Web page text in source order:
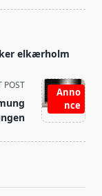
elkærholm
Anno
nce
POST